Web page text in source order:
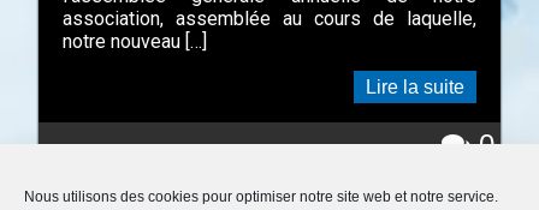
Nous utilisons des cookies pour optimiser notre site web et notre service.
association, assemblée au cours de laquelle,
notre nouveau […]
Lire la suite
0